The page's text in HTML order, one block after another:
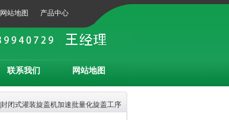
网站地图 产品中心
联系我们 网站地图
|封闭式灌装旋盖机加速批量化旋盖工序